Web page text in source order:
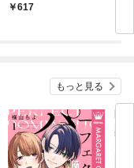
617
もっと見る